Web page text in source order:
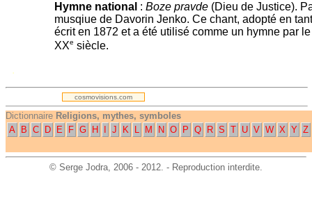
Hymne national : Boze pravde (Dieu de Justice).
musqiue de Davorin Jenko. Ce chant, adopté en
écrit en 1872 et a été utilisé comme un hymne par
XXe siècle.
.
cosmovisions.com
Dictionnaire Religions, mythes, symboles
A
B C D E F G H J K L M N O P Q R S T U V W X Y Z
© Serge Jodra, 2006 - 2012. - Reproduction interdite.